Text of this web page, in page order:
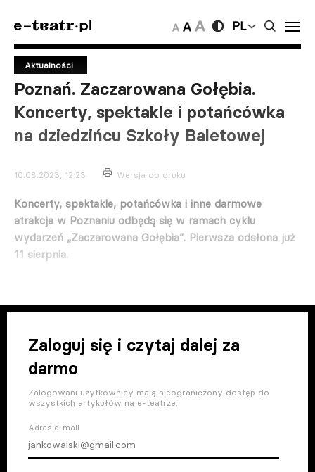
PL
Aktualności
Poznań. Zaczarowana Gołębia.
Koncerty, spektakle i potańcówka
na dziedzińcu Szkoły Baletowej
10.08.2023, 12:23 Wersja do druku
Koncerty, spektakle, potańcówka i inne darmowe
atrakcje w Poznaniu odbędą się w ramach cyklu
wydarzeń „Zaczarowana Gołębia”. Pierwsza odsłona już
11 sierpnia.
Zaloguj się i czytaj dalej za
darmo
Zalogowani użytkownicy mają nieograniczony dostęp do
wszystkich artykułów na e-teatrze.
Adres e-mail